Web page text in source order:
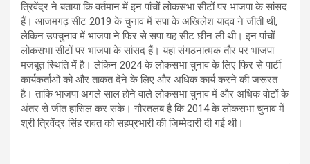
त्रिवेंद्र ने बताया कि वर्तमान में इन पांचों लोकसभा सीटों पर भाजपा के सांसद
हैं। आजमगढ़ सीट 2019 के चुनाव में सपा के अखिलेश यादव ने जीती थी,
लेकिन उपचुनाव में भाजपा ने फिर से सपा यह सीट छीन ली थी। इन पांचों
लोकसभा सीटों पर भाजपा के सांसद हैं। यहां संगठनात्मक तौर पर भाजपा
मजबूत स्थिति में है। लेकिन 2024 के लोकसभा चुनाव के लिए फिर से पार्टी
कार्यकर्ताओं को और ताकत देने के लिए और अधिक कार्य करने की जरूरत
है। ताकि भाजपा अगले साल होने वाले लोकसभा चुनाव में और अधिक वोटों के
अंतर से जीत हासिल कर सके। गौरतलब है कि 2014 के लोकसभा चुनाव में
श्री त्रिवेंद्र सिंह रावत को सहप्रभारी की जिम्मेदारी दी गई थी।